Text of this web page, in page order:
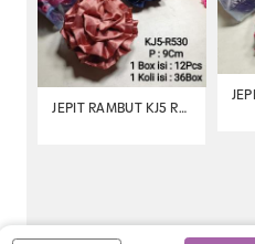
JEPIT RAMBUT KJ5 R530